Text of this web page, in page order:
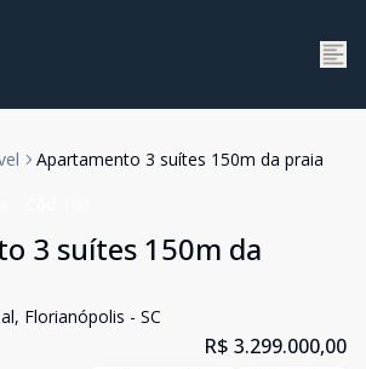
Apartamento 3 suítes 150m da praia
3 suítes 150m da
Florianópolis - SC
R$ 3.299.000,00